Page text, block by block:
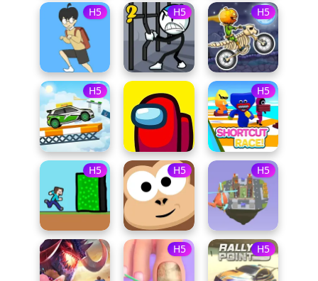
H5 H5 H5
H5 H5
H5 H5 H5
H5 H5